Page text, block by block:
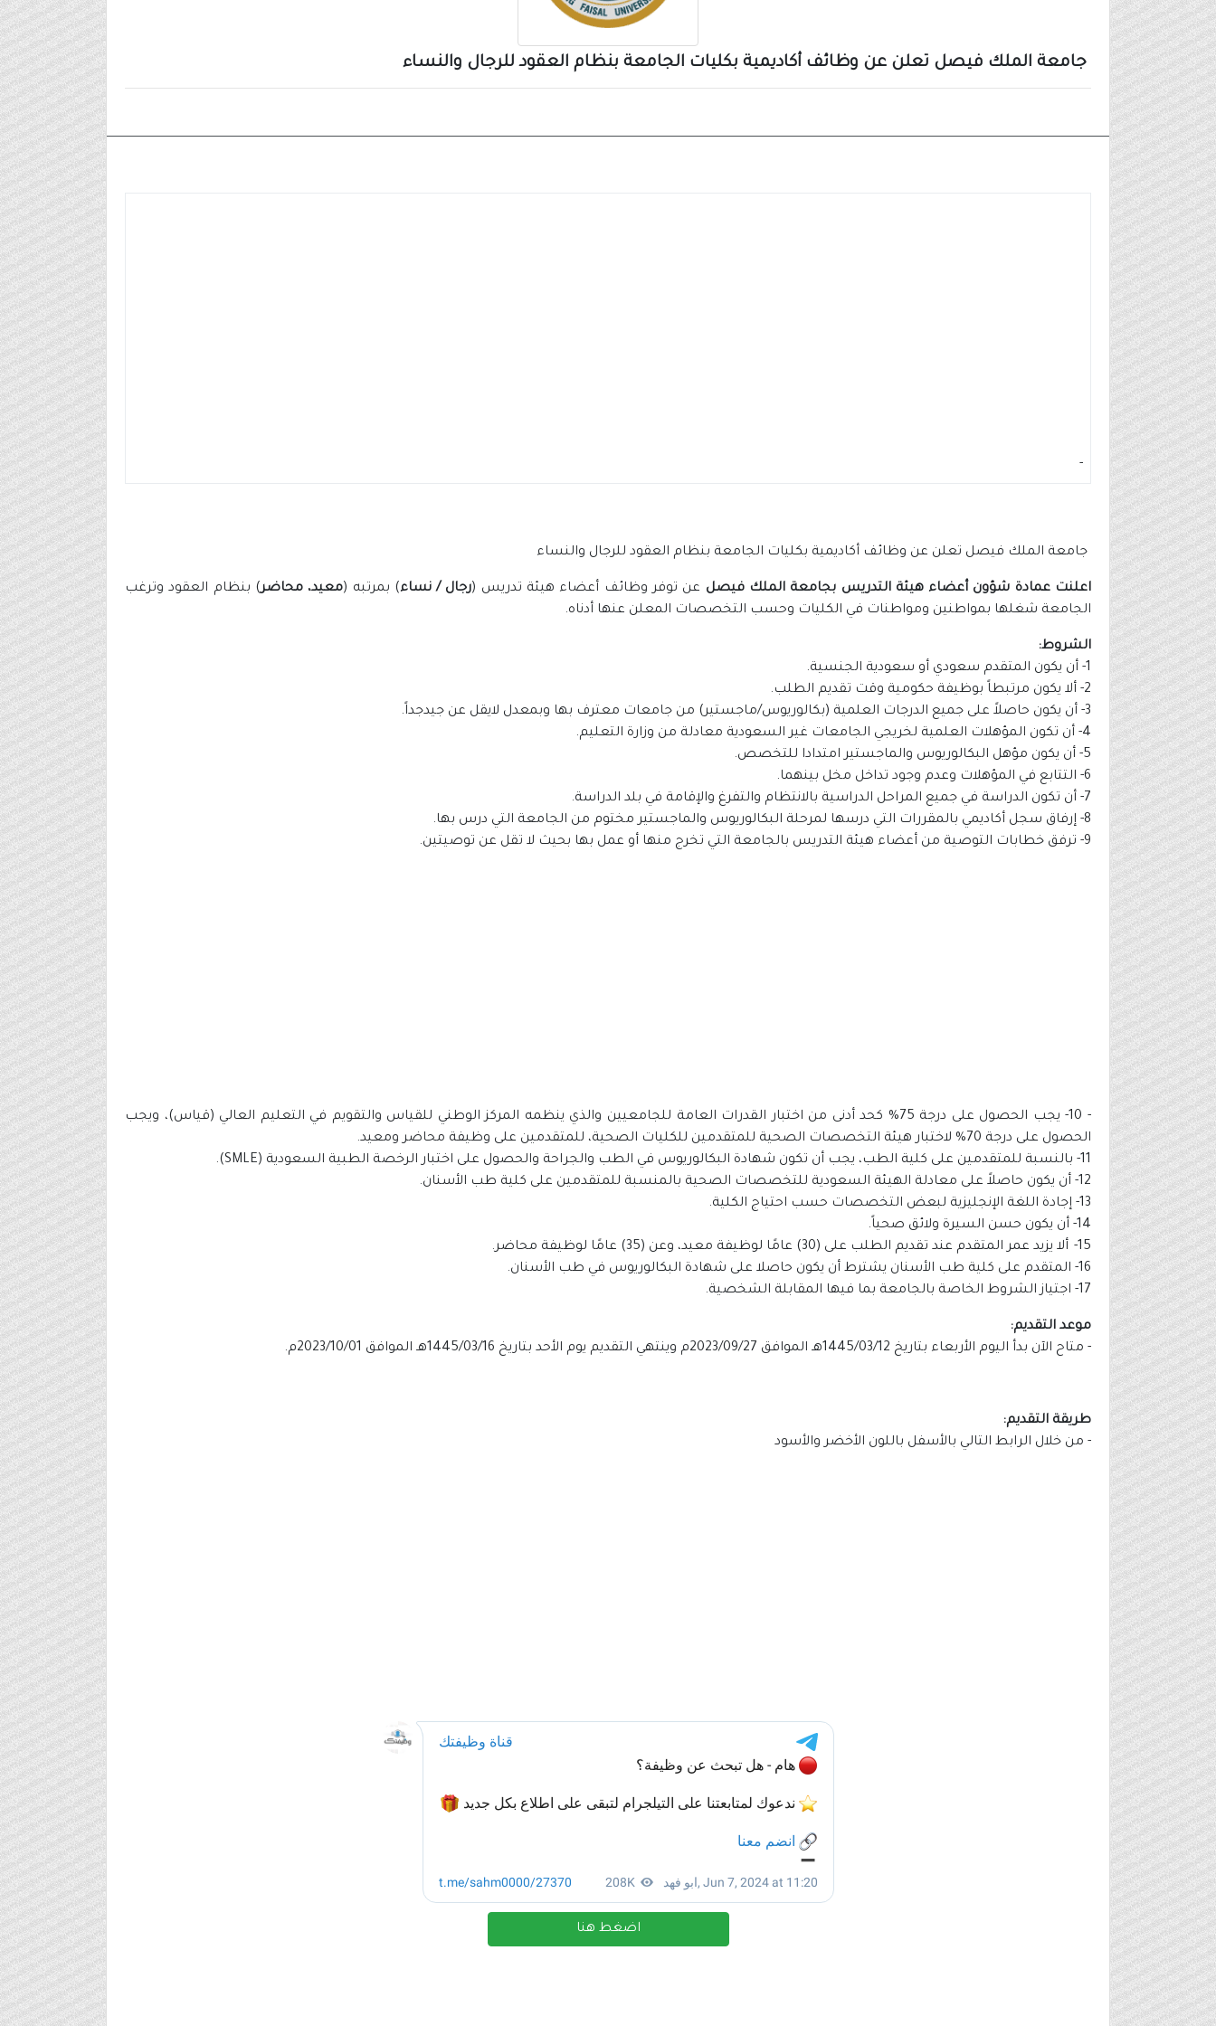
جامعة الملك فيصل تعلن عن وظائف أكاديمية بكليات الجامعة بنظام العقود للرجال والنساء
-
جامعة الملك فيصل تعلن عن وظائف أكاديمية بكليات الجامعة بنظام العقود للرجال والنساء
اعلنت عمادة شؤون أعضاء هيئة التدريس بجامعة الملك فيصل عن توفر وظائف أعضاء هيئة تدريس (رجال / نساء) بمرتبه (معيد، محاضر) بنظام العقود وترغب
الجامعة شغلها بمواطنين ومواطنات في الكليات وحسب التخصصات المعلن عنها أدناه.
الشروط:
1- أن يكون المتقدم سعودي أو سعودية الجنسية.
2- ألا يكون مرتبطاً بوظيفة حكومية وقت تقديم الطلب.
3- أن يكون حاصلاً على جميع الدرجات العلمية (بكالوريوس/ماجستير) من جامعات معترف بها وبمعدل لايقل عن جيدجداً.
4- أن تكون المؤهلات العلمية لخريجي الجامعات غير السعودية معادلة من وزارة التعليم.
5- أن يكون مؤهل البكالوريوس والماجستير امتدادا للتخصص.
6- التتابع في المؤهلات وعدم وجود تداخل مخل بينهما.
7- أن تكون الدراسة في جميع المراحل الدراسية بالانتظام والتفرغ والإقامة في بلد الدراسة.
8- إرفاق سجل أكاديمي بالمقررات التي درسها لمرحلة البكالوريوس والماجستير مختوم من الجامعة التي درس بها.
9- ترفق خطابات التوصية من أعضاء هيئة التدريس بالجامعة التي تخرج منها أو عمل بها بحيث لا تقل عن توصيتين.
- 10- يجب الحصول على درجة 75% كحد أدنى من اختبار القدرات العامة للجامعيين والذي ينظمه المركز الوطني للقياس والتقويم في التعليم العالي (قياس)، ويجب
الحصول على درجة 70% لاختبار هيئة التخصصات الصحية للمتقدمين للكليات الصحية، للمتقدمين على وظيفة محاضر ومعيد.
11- بالنسبة للمتقدمين على كلية الطب، يجب أن تكون شهادة البكالوريوس في الطب والجراحة والحصول على اختبار الرخصة الطبية السعودية (SMLE).
12- أن يكون حاصلاً على معادلة الهيئة السعودية للتخصصات الصحية بالمنسبة للمتقدمين على كلية طب الأسنان.
13- إجادة اللغة الإنجليزية لبعض التخصصات حسب احتياج الكلية.
14- أن يكون حسن السيرة ولائق صحياً.
15- ألا يزيد عمر المتقدم عند تقديم الطلب على (30) عامًا لوظيفة معيد، وعن (35) عامًا لوظيفة محاضر.
16- المتقدم على كلية طب الأسنان يشترط أن يكون حاصلا على شهادة البكالوريوس في طب الأسنان.
17- اجتياز الشروط الخاصة بالجامعة بما فيها المقابلة الشخصية.
موعد التقديم:
- متاح الآن بدأ اليوم الأربعاء بتاريخ 1445/03/12هـ الموافق 2023/09/27م وينتهي التقديم يوم الأحد بتاريخ 1445/03/16هـ الموافق 2023/10/01م.
طريقة التقديم:
- من خلال الرابط التالي بالأسفل باللون الأخضر والأسود
اضغط هنا